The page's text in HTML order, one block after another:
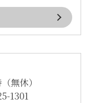
無休）
1301